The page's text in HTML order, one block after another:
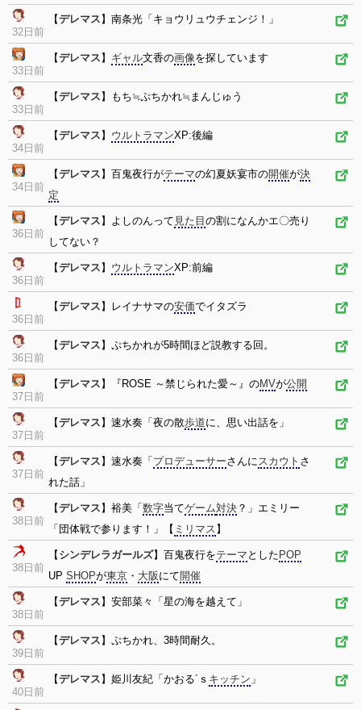
32日前
【デレマス 】南条光「キョウリュウチェンジ！」
33日前
【デレマス 】 ギャル文香の画像を探しています
33日前
【デレマス 】もち≒ぷちかれ≒まんじゅう
34日前
【デレマス 】 ウルトラマンXP:後編
34日前
【デレマス 】百鬼夜行がテーマの幻夏妖宴市の開催が決
定
36日前
【デレマス 】よしのんって 見た目 の割になんかエ〇売り
してない？
36日前
【デレマス 】 ウルトラマンXP:前編
36日前
【デレマス 】レイナサマの安価でイタズラ
36日前
【デレマス 】ぷちかれが5時間ほど説教する回。
37日前
【デレマス 】『ROSE ～禁じられた愛～』のMVが公開
37日前
【デレマス 】速水奏「夜の散歩道に、思い出話を」
37日前
【デレマス 】速水奏「 プロデューサーさんにスカウト さ
れた話」
38日前
【デレマス 】裕美「 数字当てゲーム対決 ？」エミリー
「団体戦で参ります！」【 ミリマス 】
38日前
【 シンデレラガールズ】百鬼夜行をテーマ とした POP
UP SHOPが東京 ・ 大阪 にて開催
38日前
【デレマス 】安部菜々「星の海を越えて」
39日前
【デレマス 】ぷちかれ、3時間耐久。
40日前
【デレマス 】姫川友紀「かおる´ｓ キッチン 」